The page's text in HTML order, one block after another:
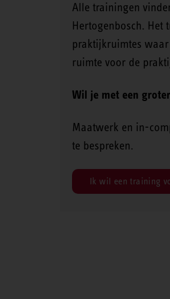
Alle trainingen
Hertogenbosch. Het
praktijkruimtes
ruimte voor de
Wil je met een
Maatwerk en in-
te bespreken.
Ik wil een training